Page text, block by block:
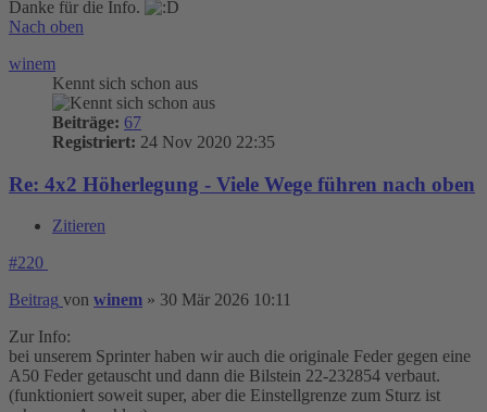
Danke für die Info.
Nach oben
winem
Kennt sich schon aus
Beiträge: 67
Registriert: 24 Nov 2020 22:35
Re: 4x2 Höherlegung - Viele Wege führen nach oben
Zitieren
#220
Beitrag von winem » 30 Mär 2026 10:11
Zur Info:
bei unserem Sprinter haben wir auch die originale Feder gegen eine
A50 Feder getauscht und dann die Bilstein 22-232854 verbaut.
(funktioniert soweit super, aber die Einstellgrenze zum Sturz ist